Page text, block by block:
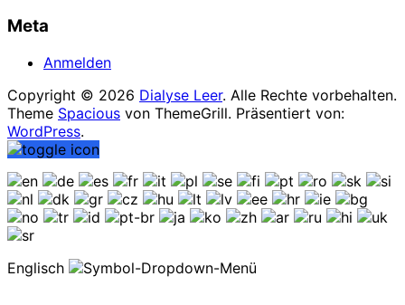
Meta
Anmelden
Copyright © 2026 Dialyse Leer. Alle Rechte vorbehalten.
Theme Spacious von ThemeGrill. Präsentiert von:
WordPress.
Englisch